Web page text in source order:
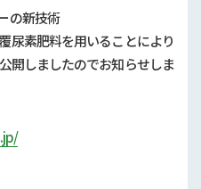
の新技術
尿素肥料を用いることにより
開しましたのでお知らせしま